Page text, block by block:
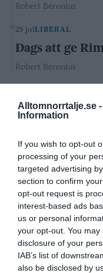
Alltomnorrtalje.se -
Information
If you wish to opt-out
processing of your
targeted advertising
section to confirm
opt-out request is
interest-based ads
us or personal
your opt-out. You
disclosure of your
IAB’s list of
also be disclosed by
Robert Beronius
29 julLIBERAL
Dags att ge
Robert Beronius
satsar på
Gary
Northbay